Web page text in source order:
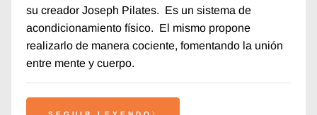
su creador Joseph Pilates. Es un sistema de
acondicionamiento físico. El mismo propone
realizarlo de manera cociente, fomentando la unión
entre mente y cuerpo.